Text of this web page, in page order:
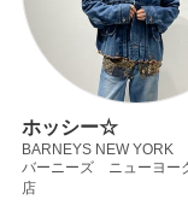
ホッシー☆
BARNEYS NEW YORK
バーニーズ ニューヨー
店